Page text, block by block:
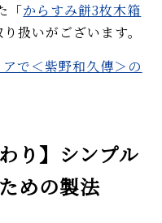
「からすみ餅3枚木箱
扱いがございます。
で＜紫野和久傳＞の
り】シンプル
めの製法